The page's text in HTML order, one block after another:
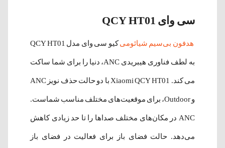
سی وای QCY HT01
هدفون بی‌سیم شیائومی کیو سی وای مدل QCY HT01
به لطف فناوری هیبریدی ANC، دنیا را برای شما ساکت
می کند. Xiaomi QCY HT01 با دو حالت حذف نویز ANC
و Outdoor، برای موقعیت‌های مختلف مناسب شماست.
ANC در مکان‌های مختلف صداها را تا حد زیادی کاهش
می‌دهد. حالت فضای باز برای فعالیت در فضای باز